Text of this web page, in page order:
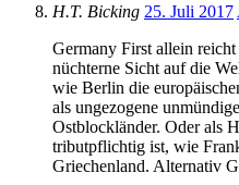
H.T. Bicking 25. Juli 2017
Germany First allein
nüchterne Sicht auf die
wie Berlin die
als ungezogene
Ostblockländer. Oder als
tributpflichtig ist, wie
Griechenland. Alternativ